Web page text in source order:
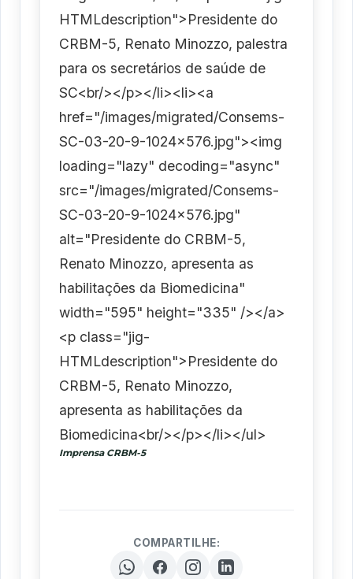
HTMLdescription">Presidente do
CRBM-5, Renato Minozzo, palestra
para os secretários de saúde de
SC<br/></p></li><li><a
href="/images/migrated/Consems-
SC-03-20-9-1024x576.jpg"><img
loading="lazy" decoding="async"
src="/images/migrated/Consems-
SC-03-20-9-1024x576.jpg"
alt="Presidente do CRBM-5,
Renato Minozzo, apresenta as
habilitações da Biomedicina"
width="595" height="335" /></a>
<p class="jig-
HTMLdescription">Presidente do
CRBM-5, Renato Minozzo,
apresenta as habilitações da
Biomedicina<br/></p></li></ul>
Imprensa CRBM-5
COMPARTILHE: